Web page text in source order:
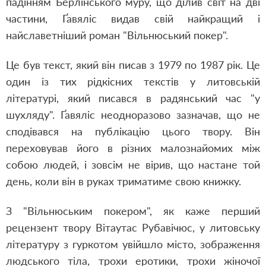
частини, Ґавяліс видав свій найкращий і
найславетніший роман "Вільнюський покер".
Це був текст, який він писав з 1979 по 1987 рік. Це
один із тих рідкісних текстів у литовській
літературі, який писався в радянський час "у
шухляду". Ґавяліс неодноразово зазначав, що не
сподівався на публікацію цього твору. Він
переховував його в різних малознайомих між
собою людей, і зовсім не вірив, що настане той
день, коли він в руках триматиме свою книжку.
З "Вільнюським покером", як каже перший
рецензент твору Вітаутас Рубавічюс, у литовську
літературу з гуркотом увійшло місто, зображення
людського тіла, трохи еротики, трохи жіночої